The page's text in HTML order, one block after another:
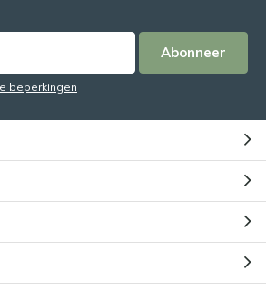
Abonneer
beperkingen